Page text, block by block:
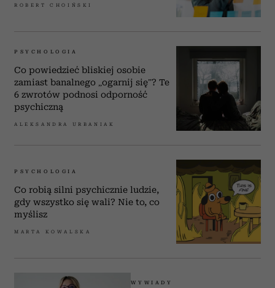
ROBERT CHOIŃSKI
PSYCHOLOGIA
Co powiedzieć bliskiej osobie
zamiast banalnego „ogarnij się”? Te
6 zwrotów podnosi odporność
psychiczną
ALEKSANDRA URBANIAK
PSYCHOLOGIA
Co robią silni psychicznie ludzie,
gdy wszystko się wali? Nie to, co
myślisz
MARTA KOWALSKA
WYWIADY